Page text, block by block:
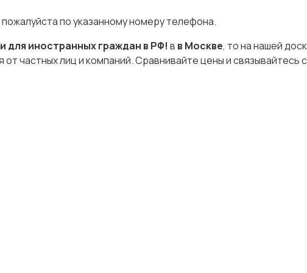
по указанному номеру телефона.
для иностранных граждан в РФ! в в Москве, то на нашей
частных лиц и компаний. Сравнивайте цены и связывайтесь